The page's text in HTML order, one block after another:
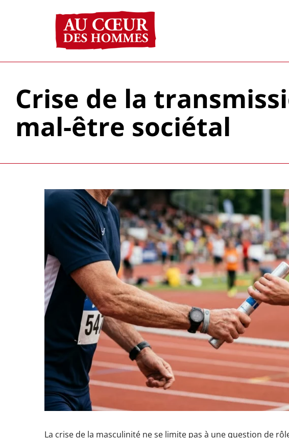
Crise de la
mal-être sociétal
Voir
agrandie
La crise de la masculinité ne se limite pas à une question de